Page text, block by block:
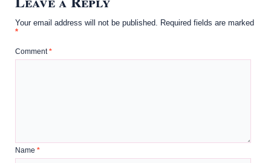
Your email address will not be published. Required fields are marked
*
Comment*
Name*